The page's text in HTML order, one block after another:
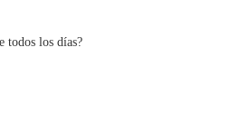
todos los días?